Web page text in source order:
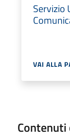
Servizio
VAI ALLA